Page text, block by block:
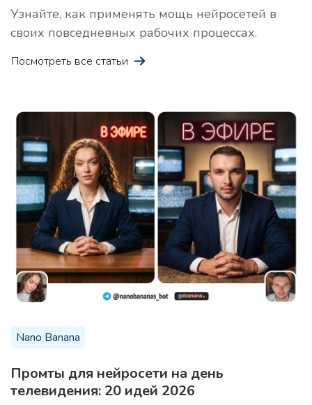
Получите 10 идей для лид-магнита в своей нише
Креативная история
Про
Получите креативную историю, которая захватит
воображение читателей
10 аргументов продать продукт
Используя эти аргументы, убедительно продайте
Узнайте, как применять мощь нейросетей в
своих повседневных рабочих процессах.
Посмотреть все статьи
Nano Banana
Промты для нейросети на день
телевидения: 20 идей 2026